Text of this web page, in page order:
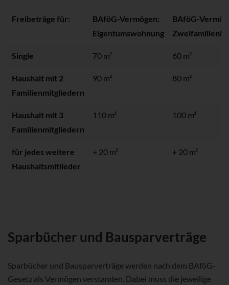
Freibeträge für:
BAföG-Vermögen:
Eigentumswohnung
BAföG-
Single 70 m² 60 m²
Haushalt mit 2
Familienmitgliedern
90 m² 80 m²
Haushalt mit 3
Familienmitgliedern
110 m² 100 m²
für jedes weitere
Haushaltsmitlieder
+ 20 m² + 20 m²
Sparbücher und Bausparverträge
Sparbücher und Bausparverträge werden nach dem BAföG-
Gesetz als Vermögen verstanden. Dabei muss die jeweilige